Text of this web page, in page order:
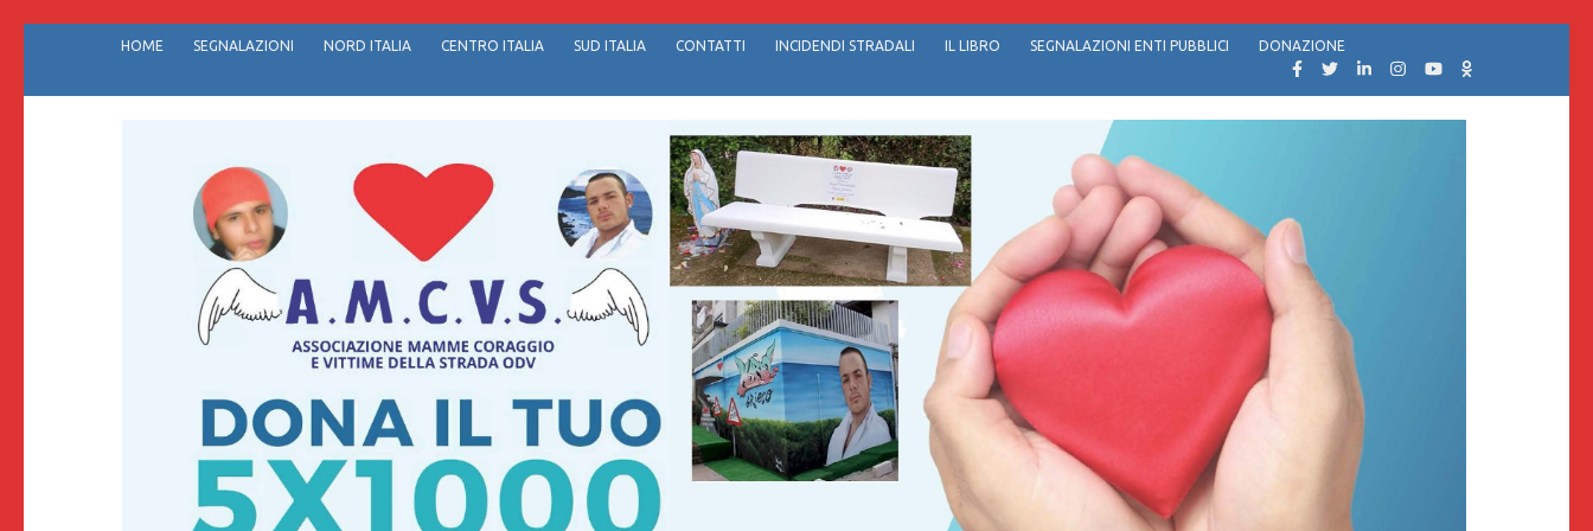
contenuto
HOME SEGNALAZIONI NORD ITALIA CENTRO ITALIA SUD ITALIA CONTATTI INCIDENDI STRADALI IL LIBRO SEGNALAZIONI ENTI PUBBLICI DONAZIONE